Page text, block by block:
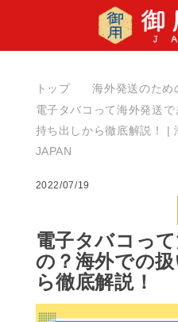
トップ
海外発送のため
電子タバコって海外発送
持ち出しから徹底解説！ |
JAPAN
2022/07/19
電子タバコっ
の？海外での
ら徹底解説！